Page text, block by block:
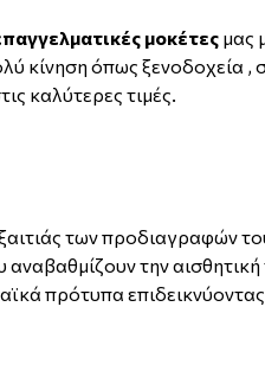
μοκέτες μας
κίνηση όπως
καλύτερες τιμές.
των προδιαγραφών
την
πρότυπα